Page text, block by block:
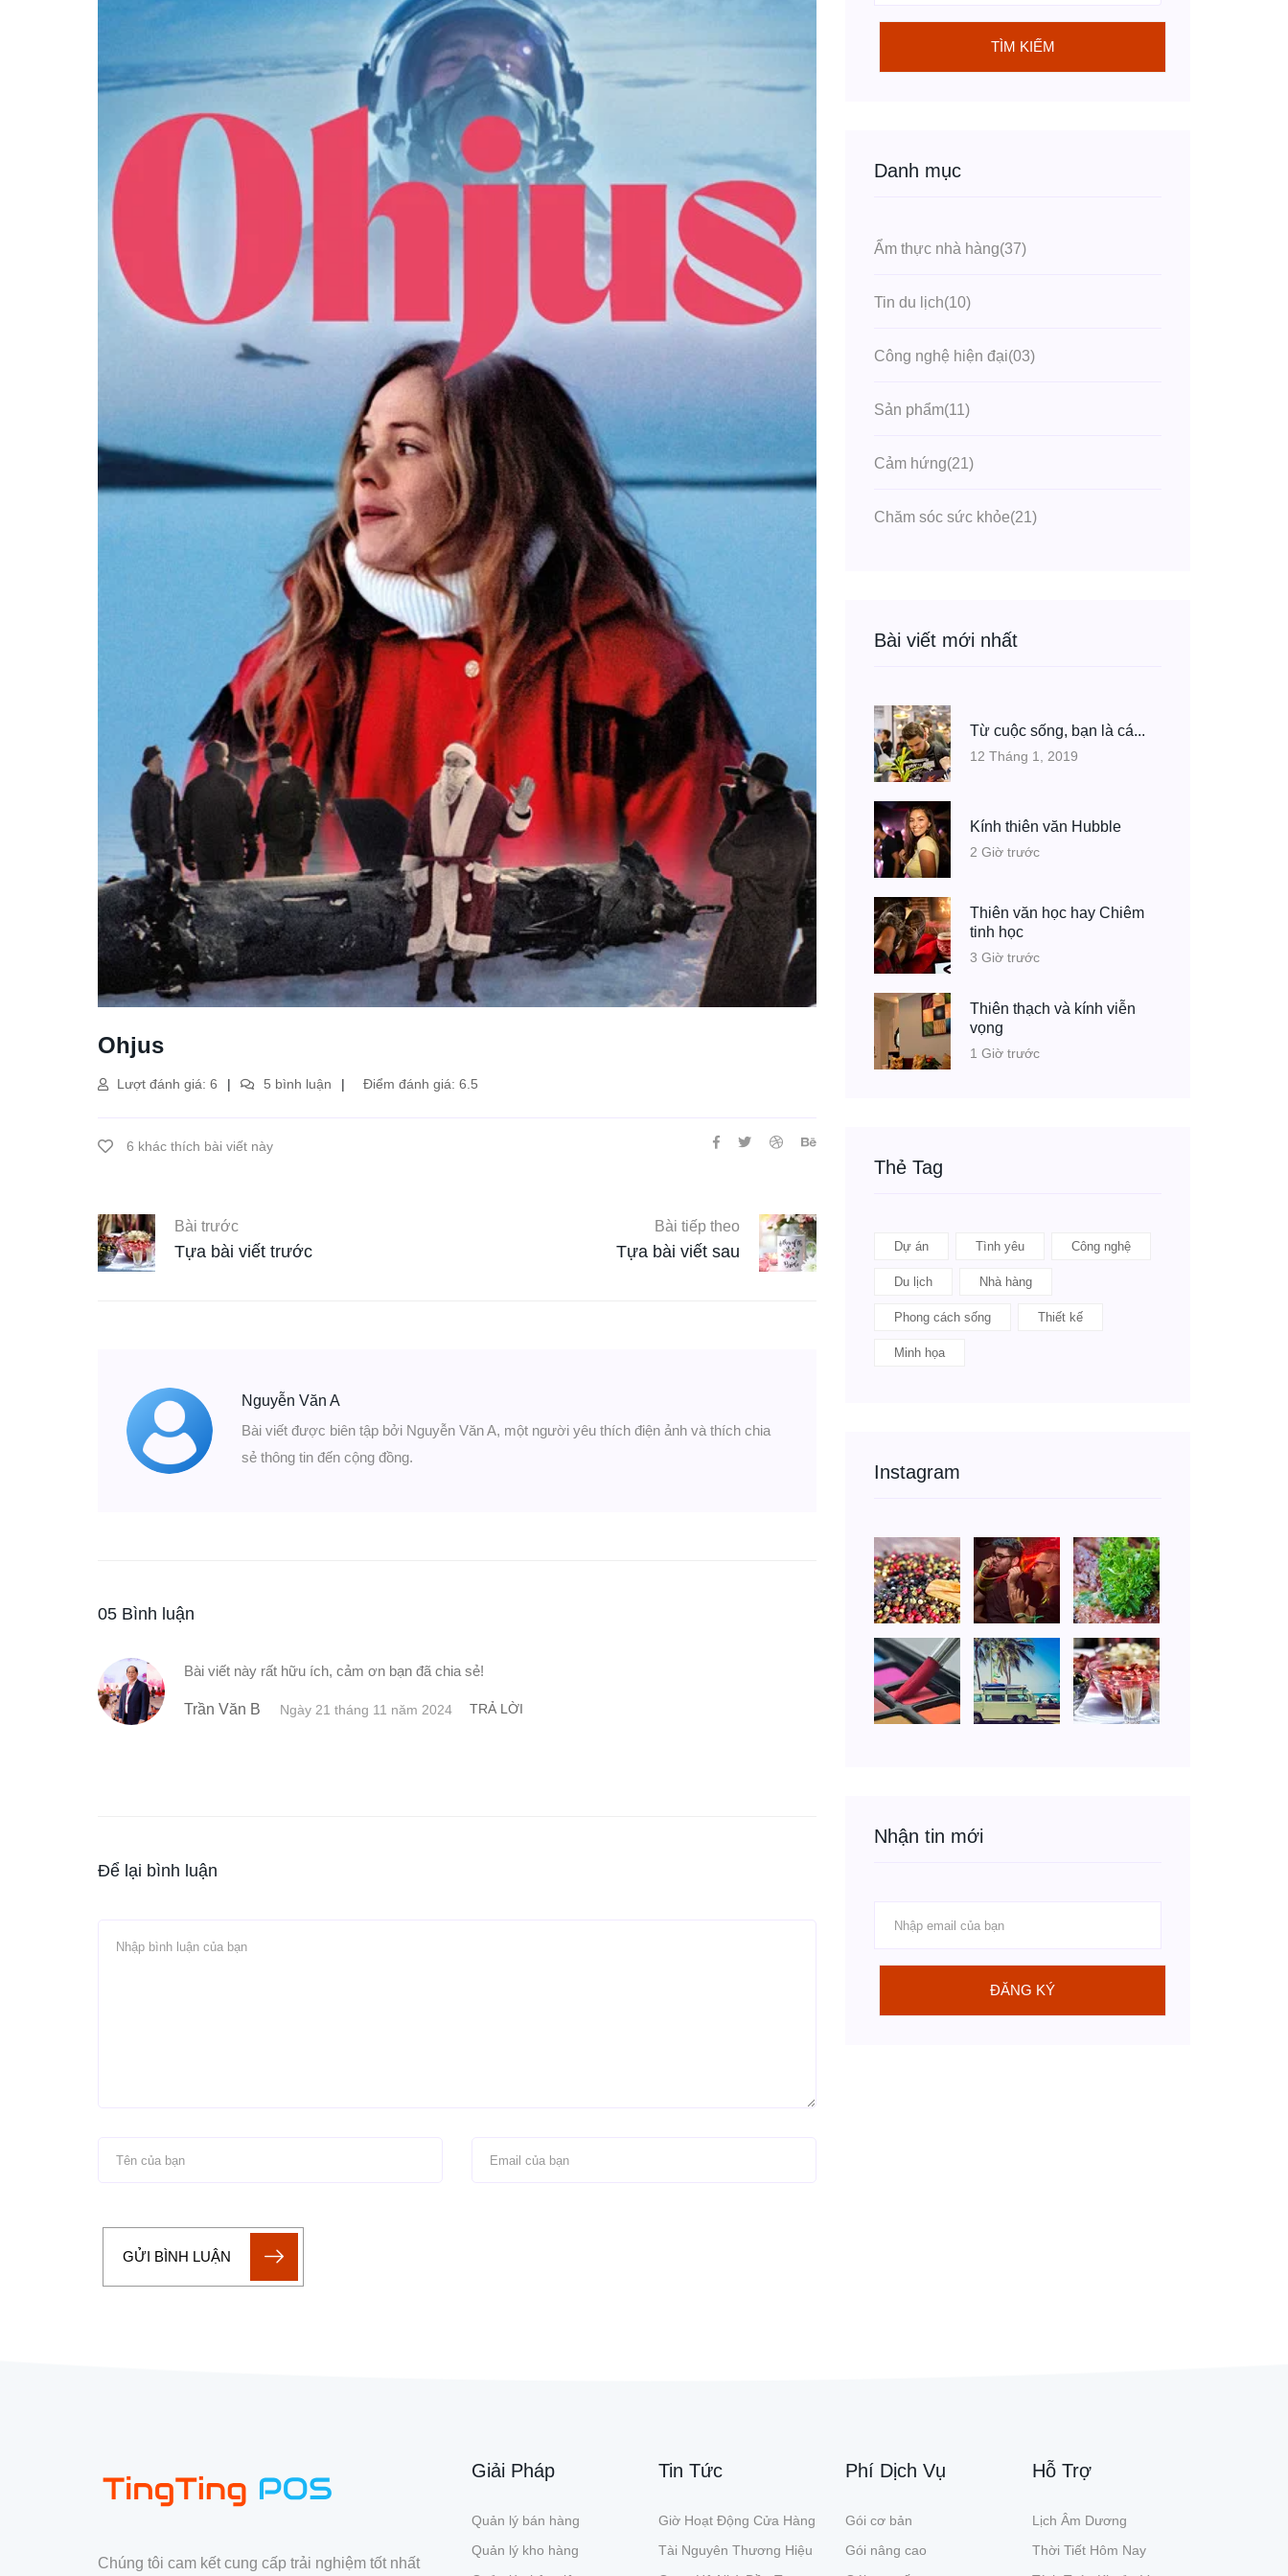
Ohjus
Lượt đánh giá: 6 5 bình luận Điểm đánh giá: 6.5
6 khác thích bài viết này
Bài trước
Tựa bài viết trước
Bài tiếp theo
Tựa bài viết sau
Nguyễn Văn A
Bài viết được biên tập bởi Nguyễn Văn A, một người yêu thích điện ảnh và thích chia
sẻ thông tin đến cộng đồng.
05 Bình luận
Bài viết này rất hữu ích, cảm ơn bạn đã chia sẻ!
Trần Văn B Ngày 21 tháng 11 năm 2024 TRẢ LỜI
Để lại bình luận
GỬI BÌNH LUẬN
TÌM KIẾM
Danh mục
Ẩm thực nhà hàng(37)
Tin du lịch(10)
Công nghệ hiện đại(03)
Sản phẩm(11)
Cảm hứng(21)
Chăm sóc sức khỏe(21)
Bài viết mới nhất
Từ cuộc sống, bạn là cá...
12 Tháng 1, 2019
Kính thiên văn Hubble
2 Giờ trước
Thiên văn học hay Chiêm
tinh học
3 Giờ trước
Thiên thạch và kính viễn
vọng
1 Giờ trước
Thẻ Tag
Dự án Tình yêu Công nghệ
Du lịch Nhà hàng
Phong cách sống Thiết kế
Minh họa
Instagram
Nhận tin mới
ĐĂNG KÝ
Chúng tôi cam kết cung cấp trải nghiệm tốt nhất
Giải Pháp
Quản lý bán hàng
Quản lý kho hàng
Tin Tức
Giờ Hoạt Động Cửa Hàng
Tài Nguyên Thương Hiệu
Phí Dịch Vụ
Gói cơ bản
Gói nâng cao
Hỗ Trợ
Lịch Âm Dương
Thời Tiết Hôm Nay